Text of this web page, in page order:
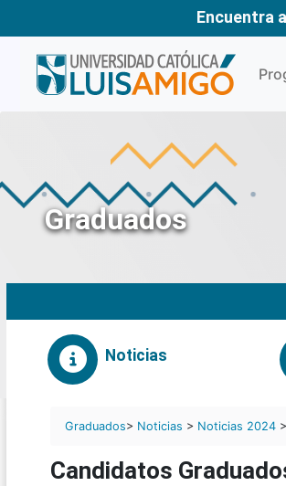
Encuentra
Graduados
Noticias
Graduados> Noticias > Noticias 2024
Candidatos